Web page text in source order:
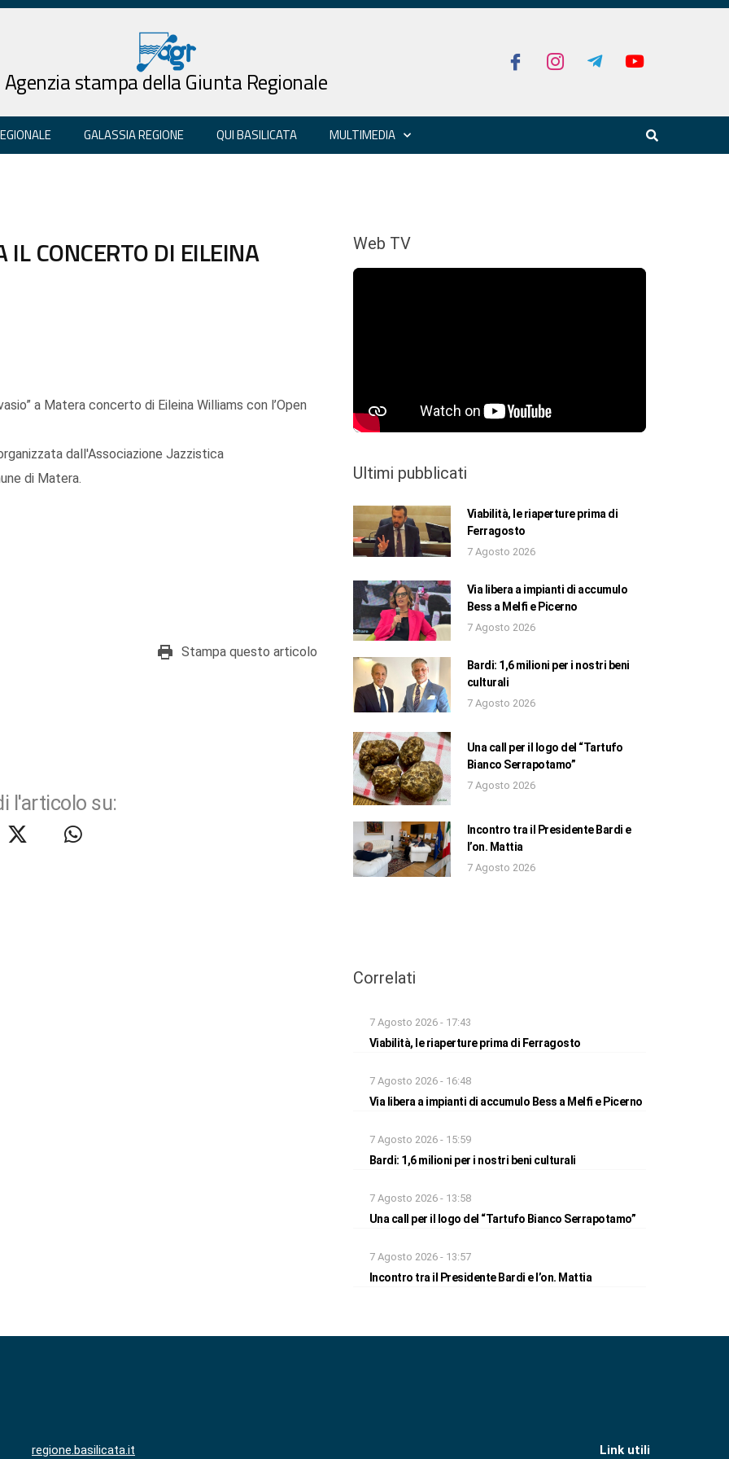
Agenzia stampa della Giunta Regionale
GALASSIA REGIONE QUI BASILICATA MULTIMEDIA
CONCERTO DI EILEINA
a Matera concerto di Eileina Williams con l’Open
dall'Associazione Jazzistica
di Matera.
Stampa questo articolo
l'articolo su:
Web TV
Ultimi pubblicati
Viabilità, le riaperture prima di
Ferragosto
7 Agosto 2026
Via libera a impianti di accumulo
Bess a Melfi e Picerno
7 Agosto 2026
Bardi: 1,6 milioni per i nostri beni
culturali
7 Agosto 2026
Una call per il logo del “Tartufo
Bianco Serrapotamo”
7 Agosto 2026
Incontro tra il Presidente Bardi e
l’on. Mattia
7 Agosto 2026
Correlati
7 Agosto 2026 - 17:43
Viabilità, le riaperture prima di Ferragosto
7 Agosto 2026 - 16:48
Via libera a impianti di accumulo Bess a Melfi e Picerno
7 Agosto 2026 - 15:59
Bardi: 1,6 milioni per i nostri beni culturali
7 Agosto 2026 - 13:58
Una call per il logo del “Tartufo Bianco Serrapotamo”
7 Agosto 2026 - 13:57
Incontro tra il Presidente Bardi e l’on. Mattia
regione.basilicata.it Link utili